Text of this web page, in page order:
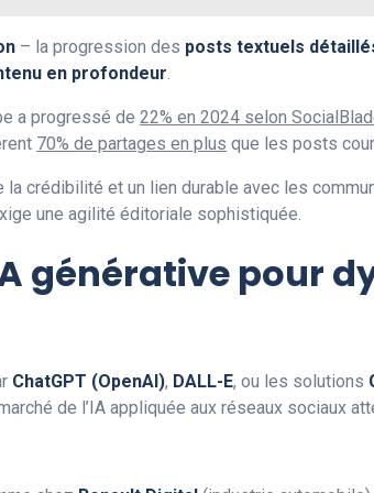
– la progression des posts textuels
en profondeur.
a progressé de 22% en 2024 selon
70% de partages en plus que les posts
crédibilité et un lien durable avec les
une agilité éditoriale sophistiquée.
générative pour
ChatGPT (OpenAI), DALL-E, ou les solutions
de l’IA appliquée aux réseaux sociaux